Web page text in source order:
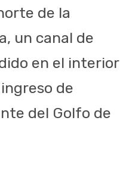
de la
un canal de
en el interior
de
del Golfo de